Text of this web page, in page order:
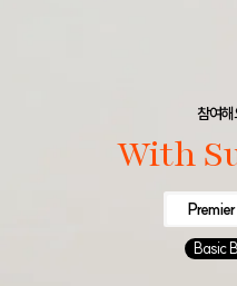
참여
With
Premier
Basic